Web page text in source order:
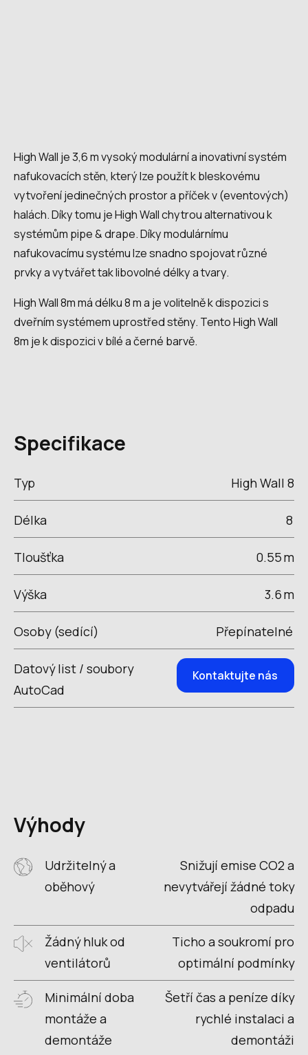
Specifikace
Typ High Wall 8
Délka 8
Tloušťka 0.55m
Výška 3.6m
Osoby (sedící) Přepínatelné
Datový list / soubory
AutoCad
Kontaktujte nás
High Wall je 3,6 m vysoký modulární a inovativní systém
nafukovacích stěn, který lze použít k bleskovému
vytvoření jedinečných prostor a příček v (eventových)
halách. Díky tomu je High Wall chytrou alternativou k
systémům pipe & drape. Díky modulárnímu
nafukovacímu systému lze snadno spojovat různé
prvky a vytvářet tak libovolné délky a tvary.
High Wall 8m má délku 8 m a je volitelně k dispozici s
dveřním systémem uprostřed stěny. Tento High Wall
8m je k dispozici v bílé a černé barvě.
Výhody
Udržitelný a
oběhový
Snižují emise CO2 a
nevytvářejí žádné toky
odpadu
Žádný hluk od
ventilátorů
Ticho a soukromí pro
optimální podmínky
Minimální doba
montáže a
demontáže
Šetří čas a peníze díky
rychlé instalaci a
demontáži